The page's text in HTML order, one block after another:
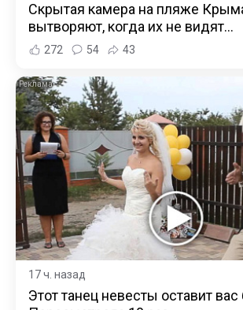
Скрытая камера на пляже
вытворяют, когда их не видят...
272 54 43
17 ч. назад
Этот танец невесты оставит вас